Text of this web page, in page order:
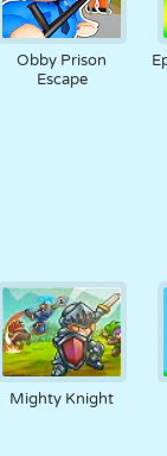
Obby Prison
Escape
Mighty Knight